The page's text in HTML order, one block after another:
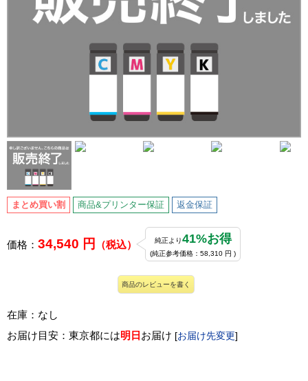
まとめ買い割 商品&プリンター保証 返金保証
価格： 34,540 円 （税込） 純正より41%お得
(純正参考価格：58,310 円 )
商品のレビューを書く
在庫：なし
お届け目安：東京都には明日 お届け [お届け先変更]